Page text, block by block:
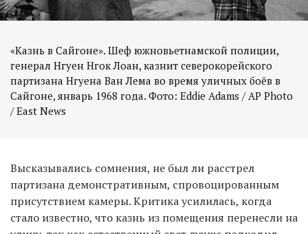
«Казнь в Сайгоне». Шеф южновьетнамской полиции,
генерал Нгуен Нгок Лоан, казнит северокорейского
партизана Нгуена Ван Лема во время уличных боёв в
Сайгоне, январь 1968 года. Фото: Eddie Adams / AP Photo
/ East News
Высказывались сомнения, не был ли расстрел
партизана демонстративным, спровоцированным
присутствием камеры. Критика усилилась, когда
стало известно, что казнь из помещения перенесли на